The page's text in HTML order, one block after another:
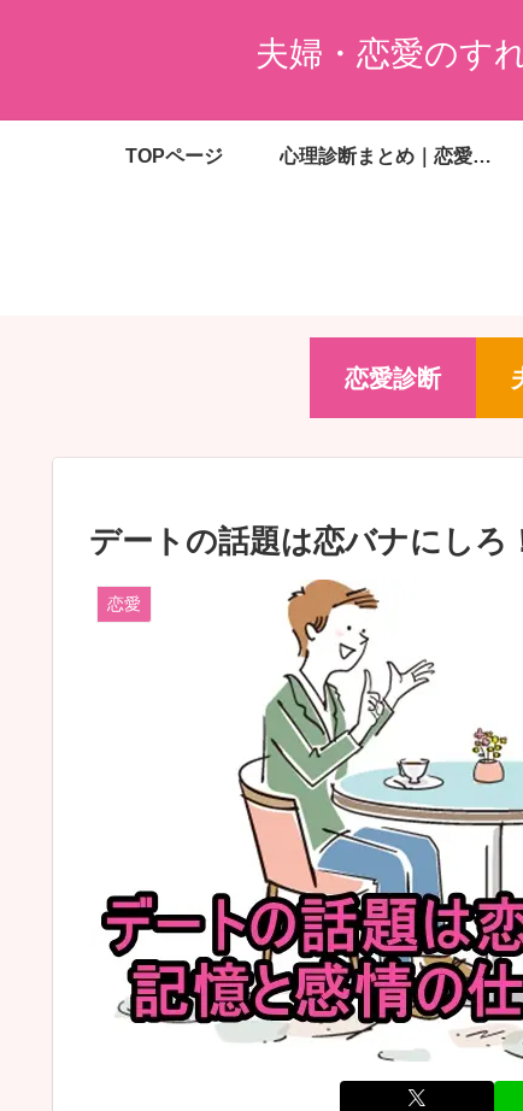
夫婦・恋愛のす
TOPページ 心理診断まとめ｜恋愛・夫婦・婚活・金銭感覚がわかる無料診断一覧
恋愛診断
デートの話題は恋バナにしろ
恋愛